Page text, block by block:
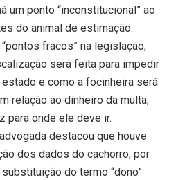
um ponto “inconstitucional” ao
do animal de estimação.
fracos” na legislação,
será feita para impedir
e como a focinheira será
relação ao dinheiro da multa,
para onde ele deve ir.
destacou que houve
dos dados do cachorro, por
do termo “dono”